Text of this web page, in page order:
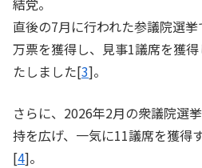
直後の7月に行われた参議院選
万票を獲得し、見事1議席を獲
たしました[3]。
さらに、2026年2月の衆議院選
持を広げ、一気に11議席を獲得
[4]。